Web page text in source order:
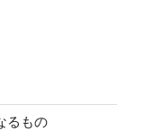
るもの